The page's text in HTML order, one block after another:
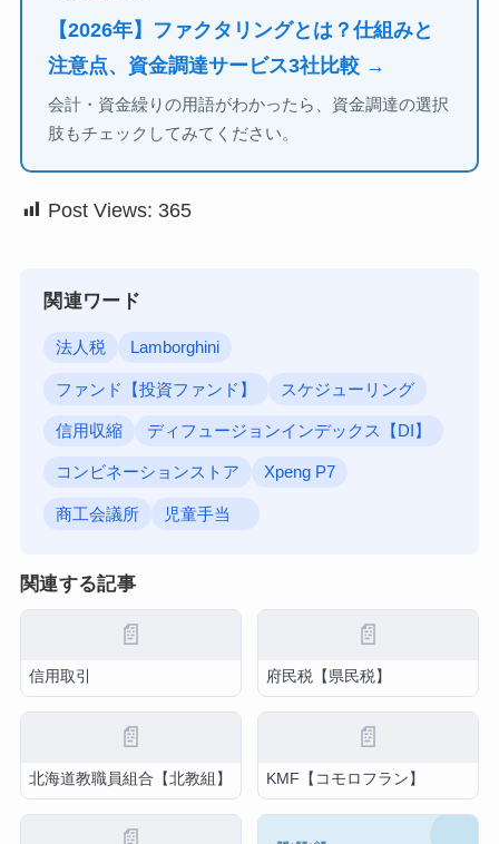
【2026年】ファクタリングとは？仕組みと
注意点、資金調達サービス3社比較 →
会計・資金繰りの用語がわかったら、資金調達の選択
肢もチェックしてみてください。
Post Views: 365
関連ワード
法人税 Lamborghini
ファンド【投資ファンド】 スケジューリング
信用収縮 ディフュージョンインデックス【DI】
コンビネーションストア Xpeng P7
商工会議所 児童手当
関連する記事
📄
信用取引
📄
府民税【県民税】
📄
北海道教職員組合【北教組】
📄
KMF【コモロフラン】